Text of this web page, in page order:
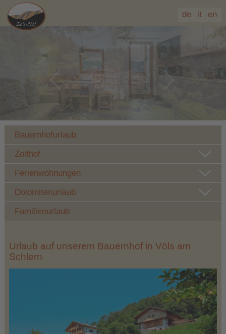
de it en
Bauernhofurlaub
Zolthof
Ferienwohnungen
Dolomitenurlaub
Familienurlaub
Urlaub auf unserem Bauernhof in Völs am
Schlern